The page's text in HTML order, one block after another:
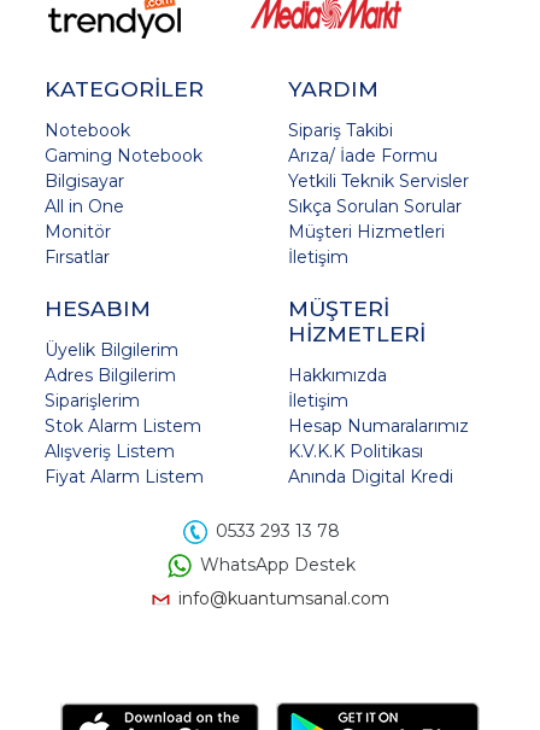
KATEGORİLER
Notebook
Gaming Notebook
Bilgisayar
All in One
Monitör
Fırsatlar
YARDIM
Sipariş Takibi
Arıza/ İade Formu
Yetkili Teknik Servisler
Sıkça Sorulan Sorular
Müşteri Hizmetleri
İletişim
HESABIM
Üyelik Bilgilerim
Adres Bilgilerim
Siparişlerim
Stok Alarm Listem
Alışveriş Listem
Fiyat Alarm Listem
MÜŞTERİ
HİZMETLERİ
Hakkımızda
İletişim
Hesap Numaralarımız
K.V.K.K Politikası
Anında Digital Kredi
0533 293 13 78
WhatsApp Destek
info@kuantumsanal.com